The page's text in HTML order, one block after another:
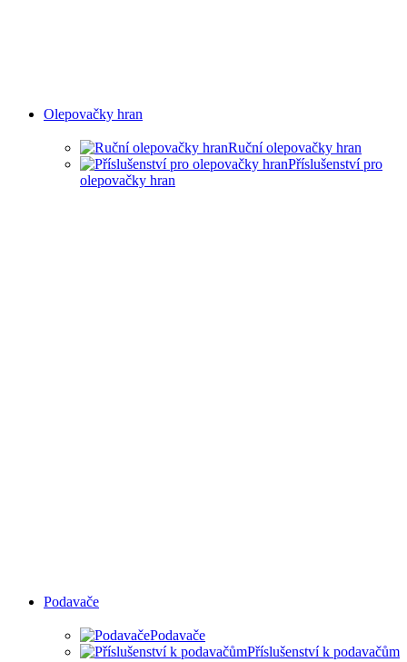
Olepovačky hran
Ruční olepovačky hran
Příslušenství pro
olepovačky hran
Podavače
Podavače
Příslušenství k podavačům